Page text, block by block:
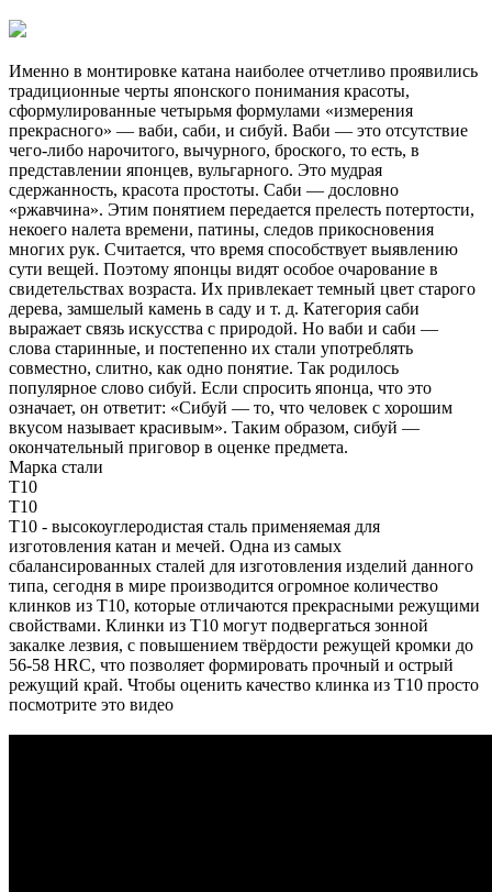
Именно в монтировке катана наиболее отчетливо проявились
традиционные черты японского понимания красоты,
сформулированные четырьмя формулами «измерения
прекрасного» — ваби, саби, и сибуй. Ваби — это отсутствие
чего-либо нарочитого, вычурного, броского, то есть, в
представлении японцев, вульгарного. Это мудрая
сдержанность, красота простоты. Саби — дословно
«ржавчина». Этим понятием передается прелесть потертости,
некоего налета времени, патины, следов прикосновения
многих рук. Считается, что время способствует выявлению
сути вещей. Поэтому японцы видят особое очарование в
свидетельствах возраста. Их привлекает темный цвет старого
дерева, замшелый камень в саду и т. д. Категория саби
выражает связь искусства с природой. Но ваби и саби —
слова старинные, и постепенно их стали употреблять
совместно, слитно, как одно понятие. Так родилось
популярное слово сибуй. Если спросить японца, что это
означает, он ответит: «Сибуй — то, что человек с хорошим
вкусом называет красивым». Таким образом, сибуй —
окончательный приговор в оценке предмета.
Марка стали
T10
T10
T10 - высокоуглеродистая сталь применяемая для
изготовления катан и мечей. Одна из самых
сбалансированных сталей для изготовления изделий данного
типа, сегодня в мире производится огромное количество
клинков из T10, которые отличаются прекрасными режущими
свойствами. Клинки из T10 могут подвергаться зонной
закалке лезвия, с повышением твёрдости режущей кромки до
56-58 HRC, что позволяет формировать прочный и острый
режущий край. Чтобы оценить качество клинка из T10 просто
посмотрите это видео